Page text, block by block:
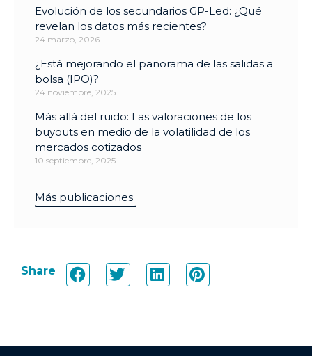
Evolución de los secundarios GP-Led: ¿Qué
revelan los datos más recientes?
24 marzo, 2026
¿Está mejorando el panorama de las salidas a
bolsa (IPO)?
24 noviembre, 2025
Más allá del ruido: Las valoraciones de los
buyouts en medio de la volatilidad de los
mercados cotizados
10 septiembre, 2025
Más publicaciones
Share